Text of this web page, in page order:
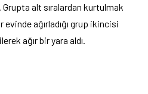
alt sıralardan kurtulmak
ağırladığı grup ikincisi
ağır bir yara aldı.